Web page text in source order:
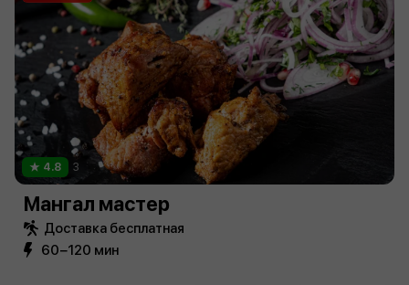
4.8 3
Мангал мастер
Доставка бесплатная
60−120 мин